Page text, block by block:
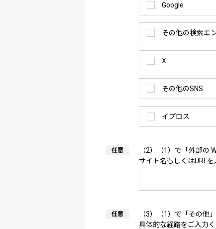
Google
その他の検索エ
X
その他のSNS
イプロス
（2）（1）で「外部の
サイト名もしくはURLを
（3）（1）で「その他
具体的な経路をご入力く